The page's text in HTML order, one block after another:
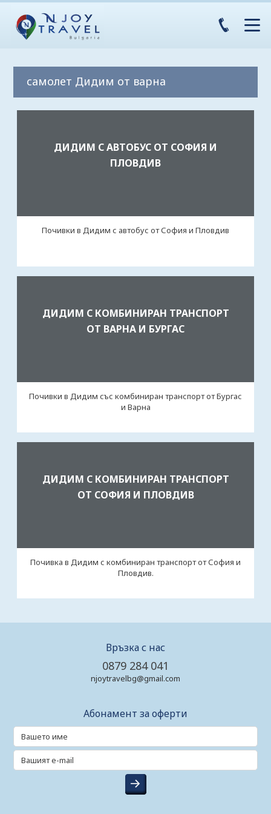
самолет Дидим от варна
ДИДИМ С АВТОБУС ОТ СОФИЯ И
ПЛОВДИВ
Почивки в Дидим с автобус от София и Пловдив
ДИДИМ С КОМБИНИРАН ТРАНСПОРТ
ОТ ВАРНА И БУРГАС
Почивки в Дидим със комбиниран транспорт от Бургас
и Варна
ДИДИМ С КОМБИНИРАН ТРАНСПОРТ
ОТ СОФИЯ И ПЛОВДИВ
Почивка в Дидим с комбиниран транспорт от София и
Пловдив.
Връзка с нас
0879 284 041
njoytravelbg@gmail.com
Абонамент за оферти